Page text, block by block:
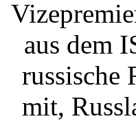
aus dem
russische
mit,